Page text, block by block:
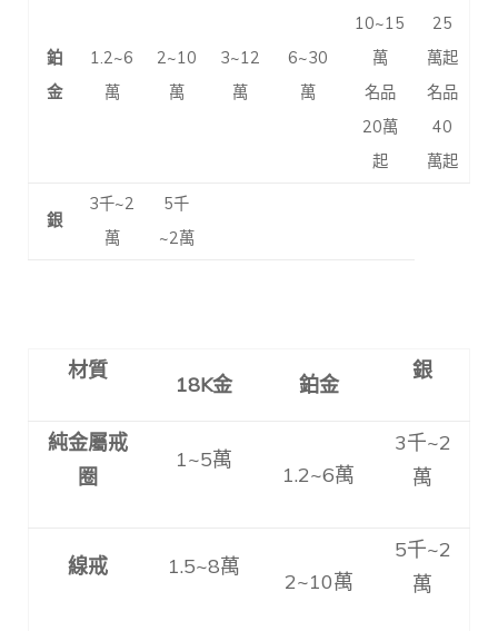
鉑
金
1.2~6
萬
2~10
萬
3~12
萬
6~30
萬
10~15
萬
名品
20萬
起
25
萬起
名品
40
萬起
銀
3千~2
萬
5千
~2萬
材質
18K金 鉑金
銀
純金屬戒
圈
1~5萬
1.2~6萬
3千~2
萬
線戒 1.5~8萬
2~10萬
5千~2
萬